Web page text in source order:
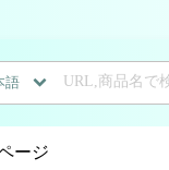
語
本語
中国語
ージ